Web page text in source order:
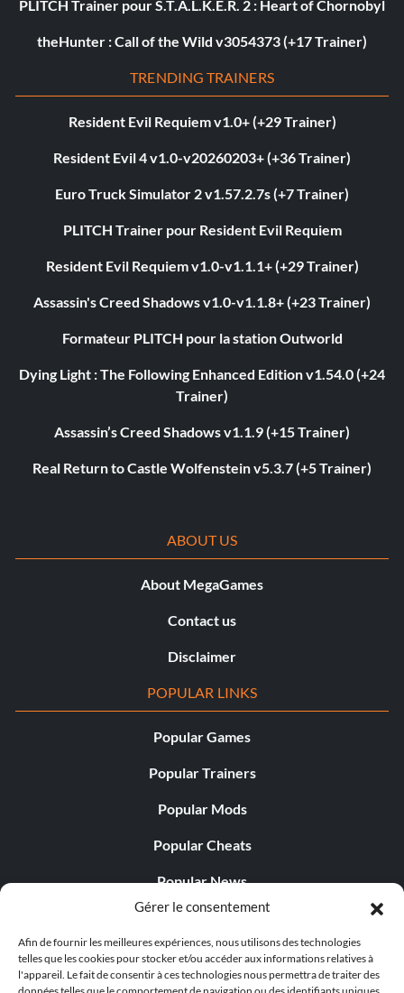
Gérer le consentement
Afin de fournir les meilleures expériences, nous utilisons des technologies
telles que les cookies pour stocker et/ou accéder aux informations relatives à
l'appareil. Le fait de consentir à ces technologies nous permettra de traiter des
PLITCH Trainer pour S.T.A.L.K.E.R. 2 : Heart of Chornobyl
theHunter : Call of the Wild v3054373 (+17 Trainer)
TRENDING TRAINERS
Resident Evil Requiem v1.0+ (+29 Trainer)
Resident Evil 4 v1.0-v20260203+ (+36 Trainer)
Euro Truck Simulator 2 v1.57.2.7s (+7 Trainer)
PLITCH Trainer pour Resident Evil Requiem
Resident Evil Requiem v1.0-v1.1.1+ (+29 Trainer)
Assassin's Creed Shadows v1.0-v1.1.8+ (+23 Trainer)
Formateur PLITCH pour la station Outworld
Dying Light : The Following Enhanced Edition v1.54.0 (+24
Trainer)
Assassin’s Creed Shadows v1.1.9 (+15 Trainer)
Real Return to Castle Wolfenstein v5.3.7 (+5 Trainer)
ABOUT US
About MegaGames
Contact us
Disclaimer
POPULAR LINKS
Popular Games
Popular Trainers
Popular Mods
Popular Cheats
Popular News
Popular Editorials
Popular Free Games
LATEST UPDATES